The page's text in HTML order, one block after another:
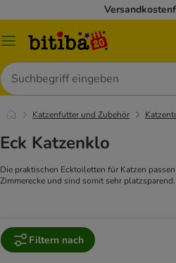
Menü
Suchen
Katzenfutter und Zubehör
Eck Katzenklo
Die praktischen Ecktoiletten für Katzen
Zimmerecke und sind somit sehr platzsparend.
Filtern nach